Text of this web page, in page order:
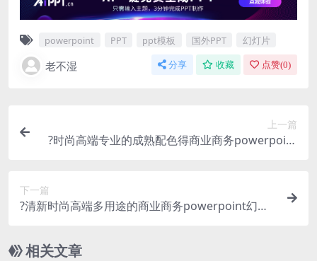
powerpoint PPT ppt模板 国外PPT 幻灯片
老不湿 分享 收藏 点赞(0)
上一篇
?时尚高端专业的成熟配色得商业商务powerpoint
下一篇
?清新时尚高端多用途的商业商务powerpoint幻灯
相关文章